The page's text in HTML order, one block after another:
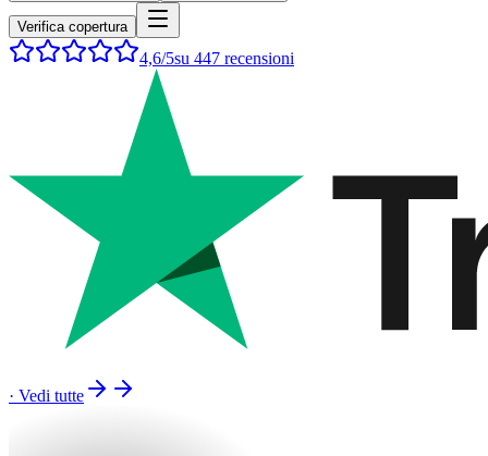
Verifica copertura
4,6/5su 447 recensioni
· Vedi tutte